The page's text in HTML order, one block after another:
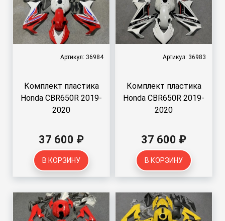
Артикул: 36984
Комплект пластика
Honda CBR650R 2019-
2020
37 600 ₽
В КОРЗИНУ
Артикул: 36983
Комплект пластика
Honda CBR650R 2019-
2020
37 600 ₽
В КОРЗИНУ